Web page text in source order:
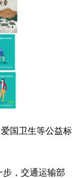
国卫生等公益标
，交通运输部